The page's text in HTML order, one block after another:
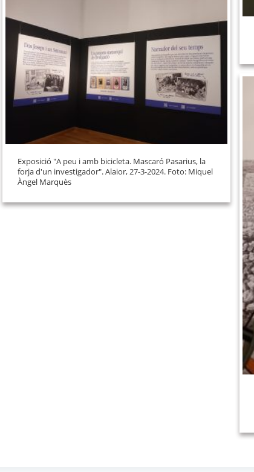
Exposició "A peu i amb bicicleta. Mascaró Pasarius, la
forja d'un investigador". Alaior, 27-3-2024. Foto: Miquel
Àngel Marquès